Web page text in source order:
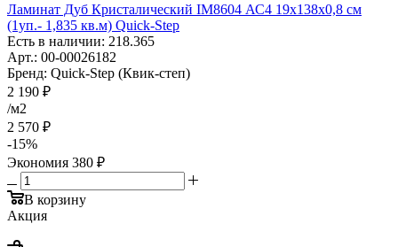
Ламинат Дуб Кристалический IM8604 АС4 19х138х0,8 см
(1уп.- 1,835 кв.м) Quick-Step
Есть в наличии: 218.365
Арт.: 00-00026182
Бренд: Quick-Step (Квик-степ)
2 190 ₽
/м2
2 570 ₽
-15%
Экономия 380 ₽
В корзину
Акция